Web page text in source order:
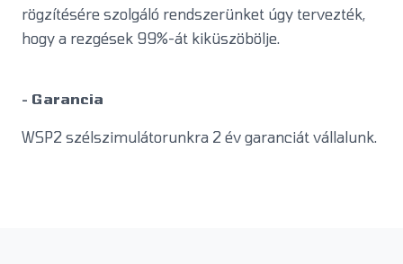
rögzítésére szolgáló rendszerünket úgy tervezték,
hogy a rezgések 99%-át kiküszöbölje.
- Garancia
WSP2 szélszimulátorunkra 2 év garanciát vállalunk.